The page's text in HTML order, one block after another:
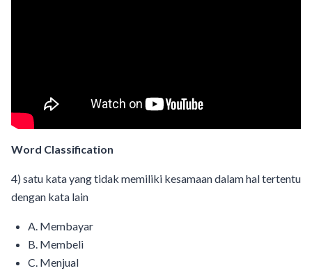
Word Classification
4) satu kata yang tidak memiliki kesamaan dalam hal tertentu
dengan kata lain
A. Membayar
B. Membeli
C. Menjual